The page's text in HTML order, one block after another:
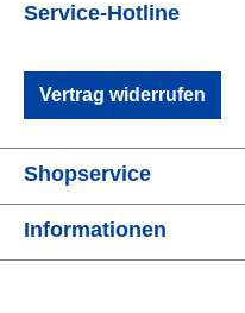
Service-Hotline
Vertrag widerrufen
Shopservice
Informationen